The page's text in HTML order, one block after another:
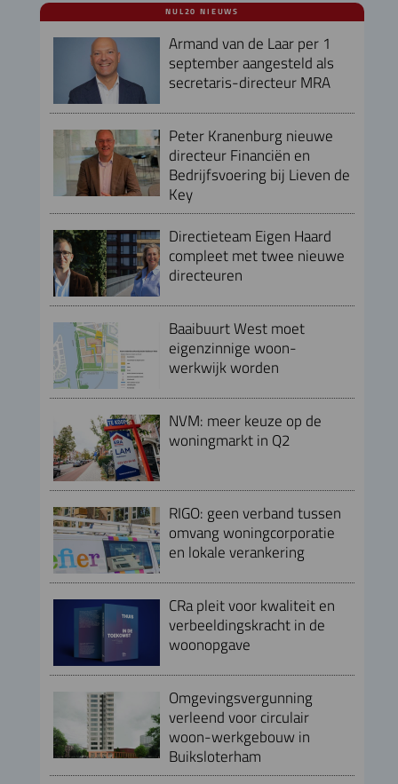
NUL20 NIEUWS
Armand van de Laar per 1
september aangesteld als
secretaris-directeur MRA
Peter Kranenburg nieuwe
directeur Financiën en
Bedrijfsvoering bij Lieven de
Key
Directieteam Eigen Haard
compleet met twee nieuwe
directeuren
Baaibuurt West moet
eigenzinnige woon-
werkwijk worden
NVM: meer keuze op de
woningmarkt in Q2
RIGO: geen verband tussen
omvang woningcorporatie
en lokale verankering
CRa pleit voor kwaliteit en
verbeeldingskracht in de
woonopgave
Omgevingsvergunning
verleend voor circulair
woon-werkgebouw in
Buiksloterham